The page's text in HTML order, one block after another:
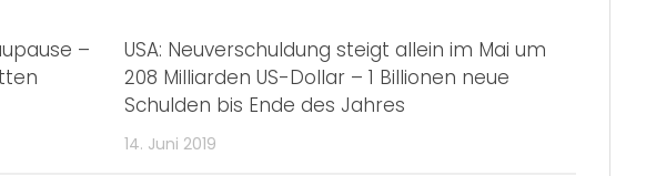
–
USA: Neuverschuldung steigt allein im Mai um
208 Milliarden US-Dollar – 1 Billionen neue
Schulden bis Ende des Jahres
14. Juni 2019